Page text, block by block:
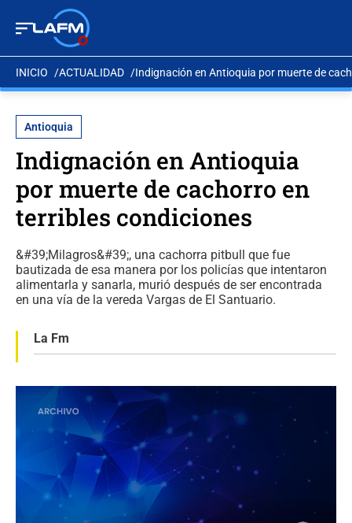
INICIO ACTUALIDAD Indignación en Antioquia por muerte de
Antioquia
Indignación en Antioquia
por muerte de cachorro en
terribles condiciones
&#39;Milagros&#39;, una cachorra pitbull que fue
bautizada de esa manera por los policías que intentaron
alimentarla y sanarla, murió después de ser encontrada
en una vía de la vereda Vargas de El Santuario.
La Fm